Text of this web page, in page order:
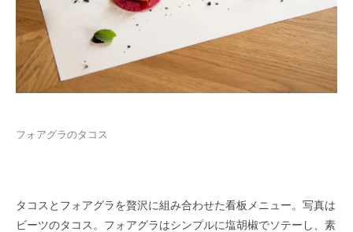
フォアグラのタコス
タコスとフォアグラを贅沢に組み合わせた看板メニュー。写真は
ビーツのタコス。フォアグラはシンプルに塩胡椒でソテーし、素